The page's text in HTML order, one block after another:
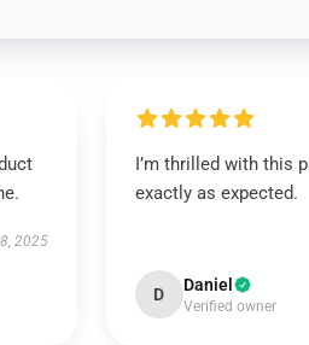
2025
I’m thrilled with this
exactly as expected.
D Daniel
Verified owner